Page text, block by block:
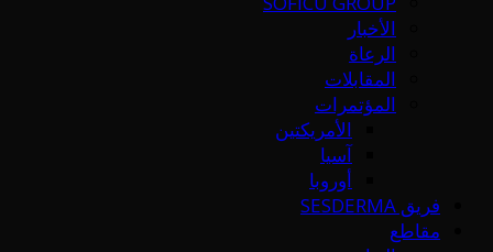
الأخبار
الرعاة
المقابلات
المؤتمرات
الأمريكتين
آسيا
أوروبا
فريق SESDERMA
مقاطع